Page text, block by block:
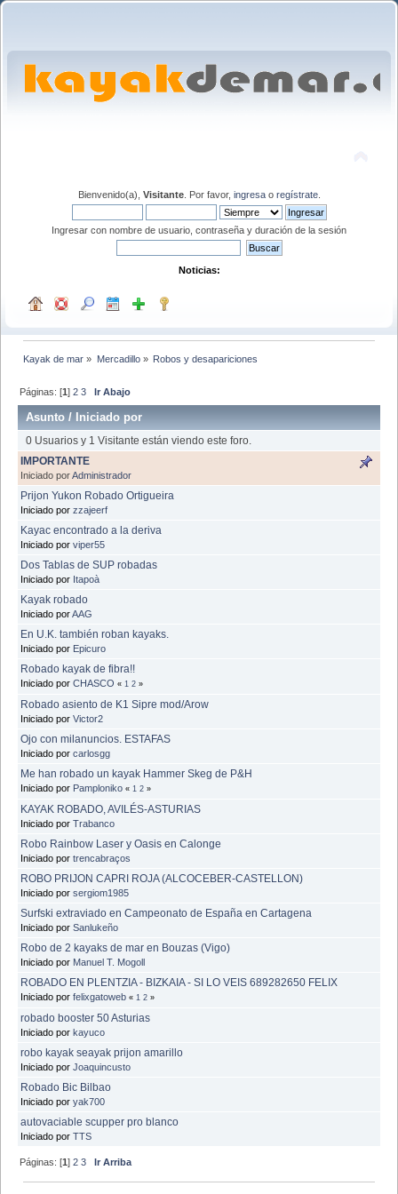
Bienvenido(a), Visitante. Por favor, ingresao regístrate.
Ingresar con nombre de usuario, contraseña y duración de la sesión
Noticias:
Kayak de mar » Mercadillo» Robos y desapariciones
Páginas: [1]2 3 Ir Abajo
Asunto / Iniciado por
0 Usuarios y 1 Visitante están viendo este foro.
IMPORTANTE
Iniciado porAdministrador
Prijon Yukon Robado Ortigueira
Iniciado por zzajeerf
Kayac encontrado a la deriva
Iniciado por viper55
Dos Tablas de SUP robadas
Iniciado por Itapoà
Kayak robado
Iniciado porAAG
En U.K. también roban kayaks.
Iniciado por Epicuro
Robado kayak de fibra!!
Iniciado por CHASCO « 1 2 »
Robado asiento de K1 Sipre mod/Arow
Iniciado por Victor2
Ojo con milanuncios. ESTAFAS
Iniciado por carlosgg
Me han robado un kayak Hammer Skeg de P&H
Iniciado por Pamploniko « 1 2 »
KAYAK ROBADO, AVILÉS-ASTURIAS
Iniciado por Trabanco
Robo Rainbow Laser y Oasis en Calonge
Iniciado por trencabraços
ROBO PRIJON CAPRI ROJA (ALCOCEBER-CASTELLON)
Iniciado por sergiom1985
Surfski extraviado en Campeonato de España en Cartagena
Iniciado por Sanlukeño
Robo de 2 kayaks de mar en Bouzas (Vigo)
Iniciado por Manuel T. Mogoll
ROBADO EN PLENTZIA - BIZKAIA - SI LO VEIS 689282650 FELIX
Iniciado por felixgatoweb « 1 2 »
robado booster 50 Asturias
Iniciado por kayuco
robo kayak seayak prijon amarillo
Iniciado por Joaquincusto
Robado Bic Bilbao
Iniciado por yak700
autovaciable scupper pro blanco
Iniciado por TTS
Páginas: [1]2 3 Ir Arriba